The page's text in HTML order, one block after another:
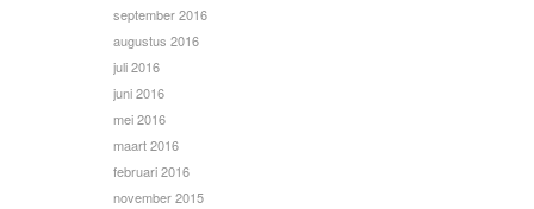
september 2016
augustus 2016
juli 2016
juni 2016
mei 2016
maart 2016
februari 2016
november 2015